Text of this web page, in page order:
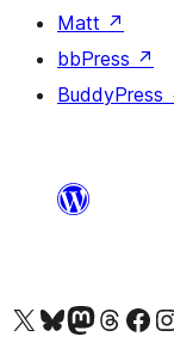
Matt ↗
bbPress ↗
BuddyPress
X (旧 Twitter) アカウントへBluesky アカウントへMastodon アカウントへThreads アカウントへ Facebook ページへInstagram ア